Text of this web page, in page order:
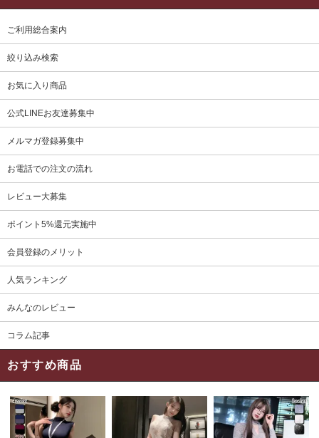
ご利用総合案内
絞り込み検索
お気に入り商品
公式LINEお友達募集中
メルマガ登録募集中
お電話での注文の流れ
レビュー大募集
ポイント5%還元実施中
会員登録のメリット
人気ランキング
みんなのレビュー
コラム記事
おすすめ商品